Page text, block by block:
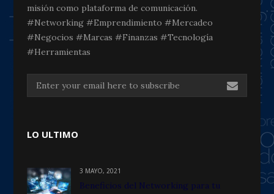
misión como plataforma de comunicación.
#Networking #Emprendimiento #Mercadeo
#Negocios #Marcas #Finanzas #Tecnología
#Herramientas
LO ULTIMO
3 MAYO, 2021
Beneficios del Networking para tu